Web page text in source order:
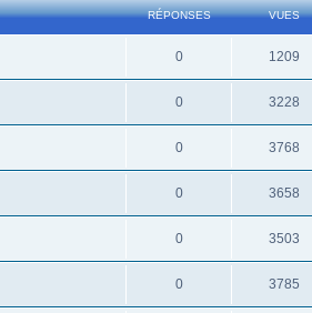
RÉPONSES VUES
0 1209
0 3228
0 3768
0 3658
0 3503
0 3785